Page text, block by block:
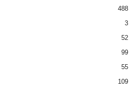
488
3
52
99
55
109